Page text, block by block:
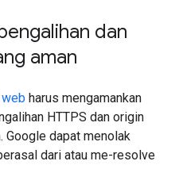
dan
aman
harus mengamankan
HTTPS dan origin
Google dapat menolak
dari atau me-resolve